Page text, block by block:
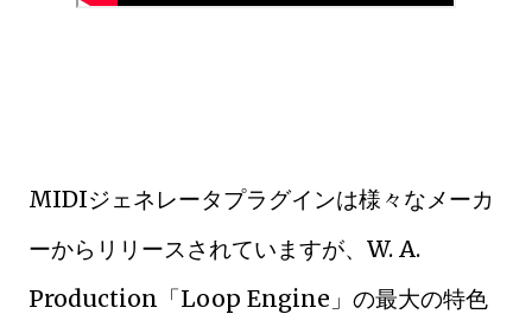
MIDIジェネレータプラグインは様々なメーカ
ーからリリースされていますが、W. A.
Production「Loop Engine」の最大の特色